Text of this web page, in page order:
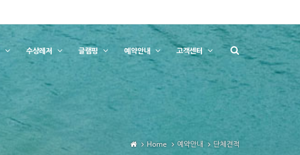
수상레저 글램핑 예약안내 고객센터
Home 예약안내 단체견적